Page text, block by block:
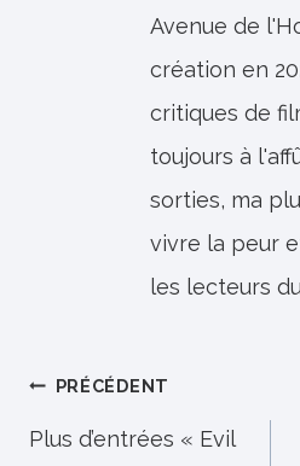
Avenue de
création en
critiques de
toujours à
sorties, ma
vivre la peur
les lecteurs
Navigation
de
PRÉCÉDENT
Plus d’entrées « Evil